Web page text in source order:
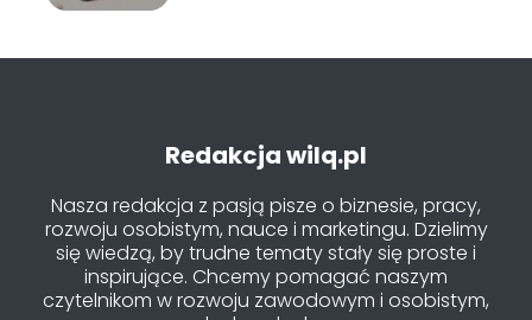
Redakcja wilq.pl
Nasza redakcja z pasją pisze o biznesie, pracy,
rozwoju osobistym, nauce i marketingu. Dzielimy
się wiedzą, by trudne tematy stały się proste i
inspirujące. Chcemy pomagać naszym
czytelnikom w rozwoju zawodowym i osobistym,